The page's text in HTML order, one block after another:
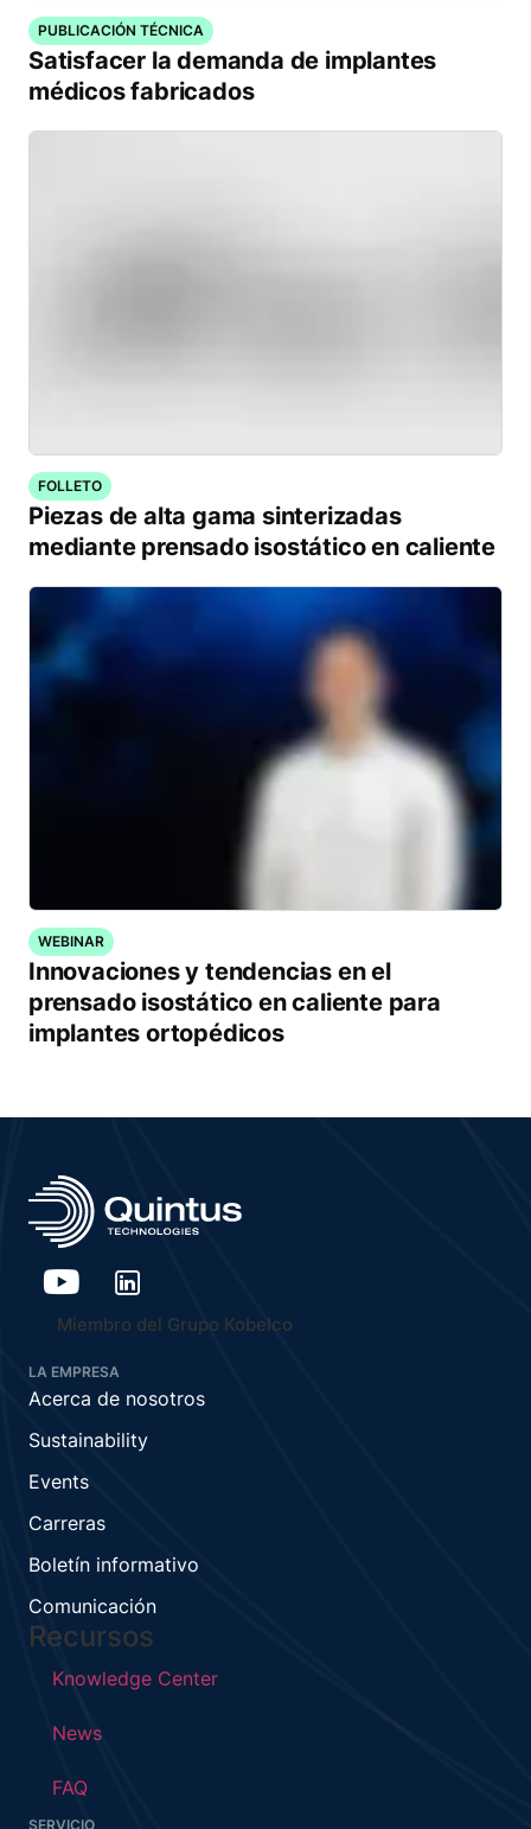
PUBLICACIÓN TÉCNICA
Satisfacer la demanda de implantes
médicos fabricados
FOLLETO
Piezas de alta gama sinterizadas
mediante prensado isostático en caliente
WEBINAR
Innovaciones y tendencias en el
prensado isostático en caliente para
implantes ortopédicos
Miembro del Grupo Kobelco
LA EMPRESA
Acerca de nosotros
Sustainability
Events
Carreras
Boletín informativo
Comunicación
Recursos
Knowledge Center
News
FAQ
SERVICIO